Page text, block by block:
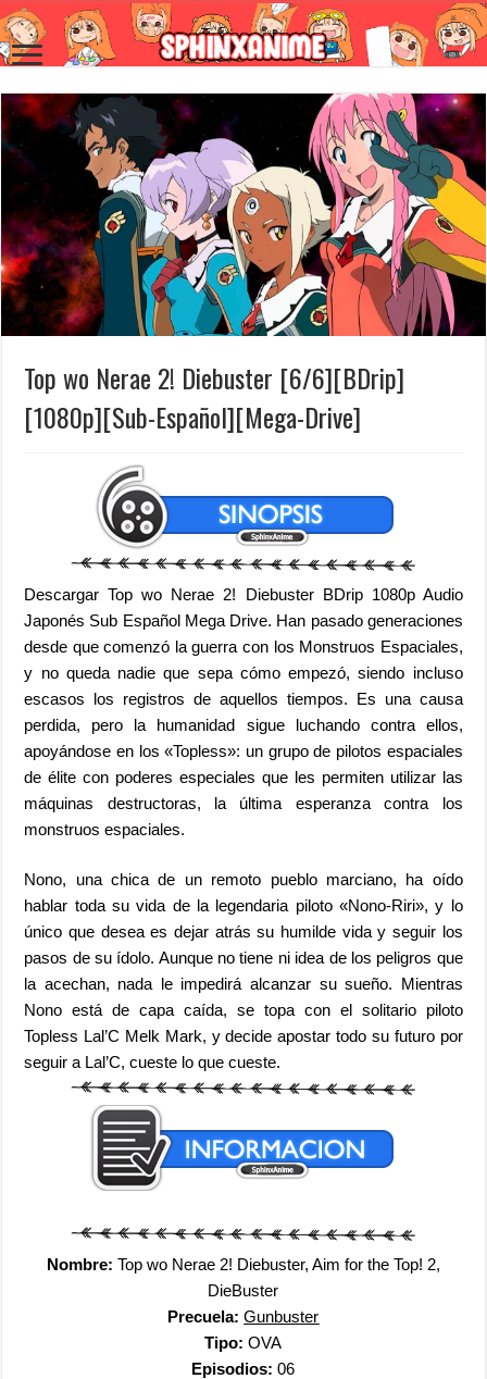
Top wo Nerae 2! Diebuster [6/6][BDrip]
[1080p][Sub-Español][Mega-Drive]
Descargar Top wo Nerae 2! Diebuster BDrip 1080p Audio
Japonés Sub Español Mega Drive. Han pasado generaciones
desde que comenzó la guerra con los Monstruos Espaciales,
y no queda nadie que sepa cómo empezó, siendo incluso
escasos los registros de aquellos tiempos. Es una causa
perdida, pero la humanidad sigue luchando contra ellos,
apoyándose en los «Topless»: un grupo de pilotos espaciales
de élite con poderes especiales que les permiten utilizar las
máquinas destructoras, la última esperanza contra los
monstruos espaciales.
Nono, una chica de un remoto pueblo marciano, ha oído
hablar toda su vida de la legendaria piloto «Nono-Riri», y lo
único que desea es dejar atrás su humilde vida y seguir los
pasos de su ídolo. Aunque no tiene ni idea de los peligros que
la acechan, nada le impedirá alcanzar su sueño. Mientras
Nono está de capa caída, se topa con el solitario piloto
Topless Lal’C Melk Mark, y decide apostar todo su futuro por
seguir a Lal’C, cueste lo que cueste.
Nombre: Top wo Nerae 2! Diebuster, Aim for the Top! 2,
DieBuster
Precuela:Gunbuster
Tipo:OVA
Episodios: 06